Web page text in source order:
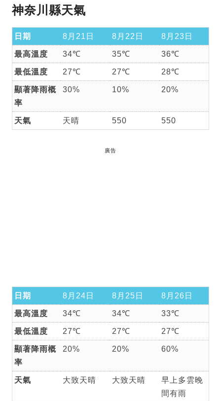
神奈川縣天氣
日期 8月21日 8月22日 8月23日
最高溫度 34℃ 35℃ 36℃
最低溫度 27℃ 27℃ 28℃
顯著降雨概
率
30% 10% 20%
天氣 天晴 550 550
廣告
日期 8月24日 8月25日 8月26日
最高溫度 34℃ 34℃ 33℃
最低溫度 27℃ 27℃ 27℃
顯著降雨概
率
20% 20% 60%
天氣 大致天晴 大致天晴
早上多雲晚
間有雨